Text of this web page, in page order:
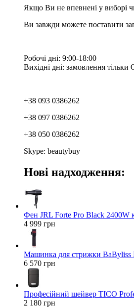
Якщо Ви не впевнені у виборі
Ви завжди можете поставити
Робочі дні: 9:00-18:00
Вихідні дні: замовлення тільки
+38 093 0386262
+38 097 0386262
+38 050 0386262
Skype: beautybuy
Нові надходження:
Фен JRL Forte Pro Black
4 999 грн
Машинка для стрижки
6 570 грн
Професійний шейвер TICO
2 180 грн